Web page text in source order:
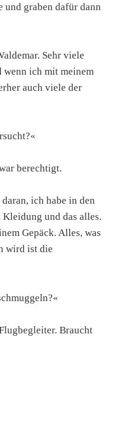
und graben dafür dann
Sehr viele
wenn ich mit meinem
auch viele der
berechtigt.
ich habe in den
und das alles.
Gepäck. Alles, was
wird ist die
Braucht